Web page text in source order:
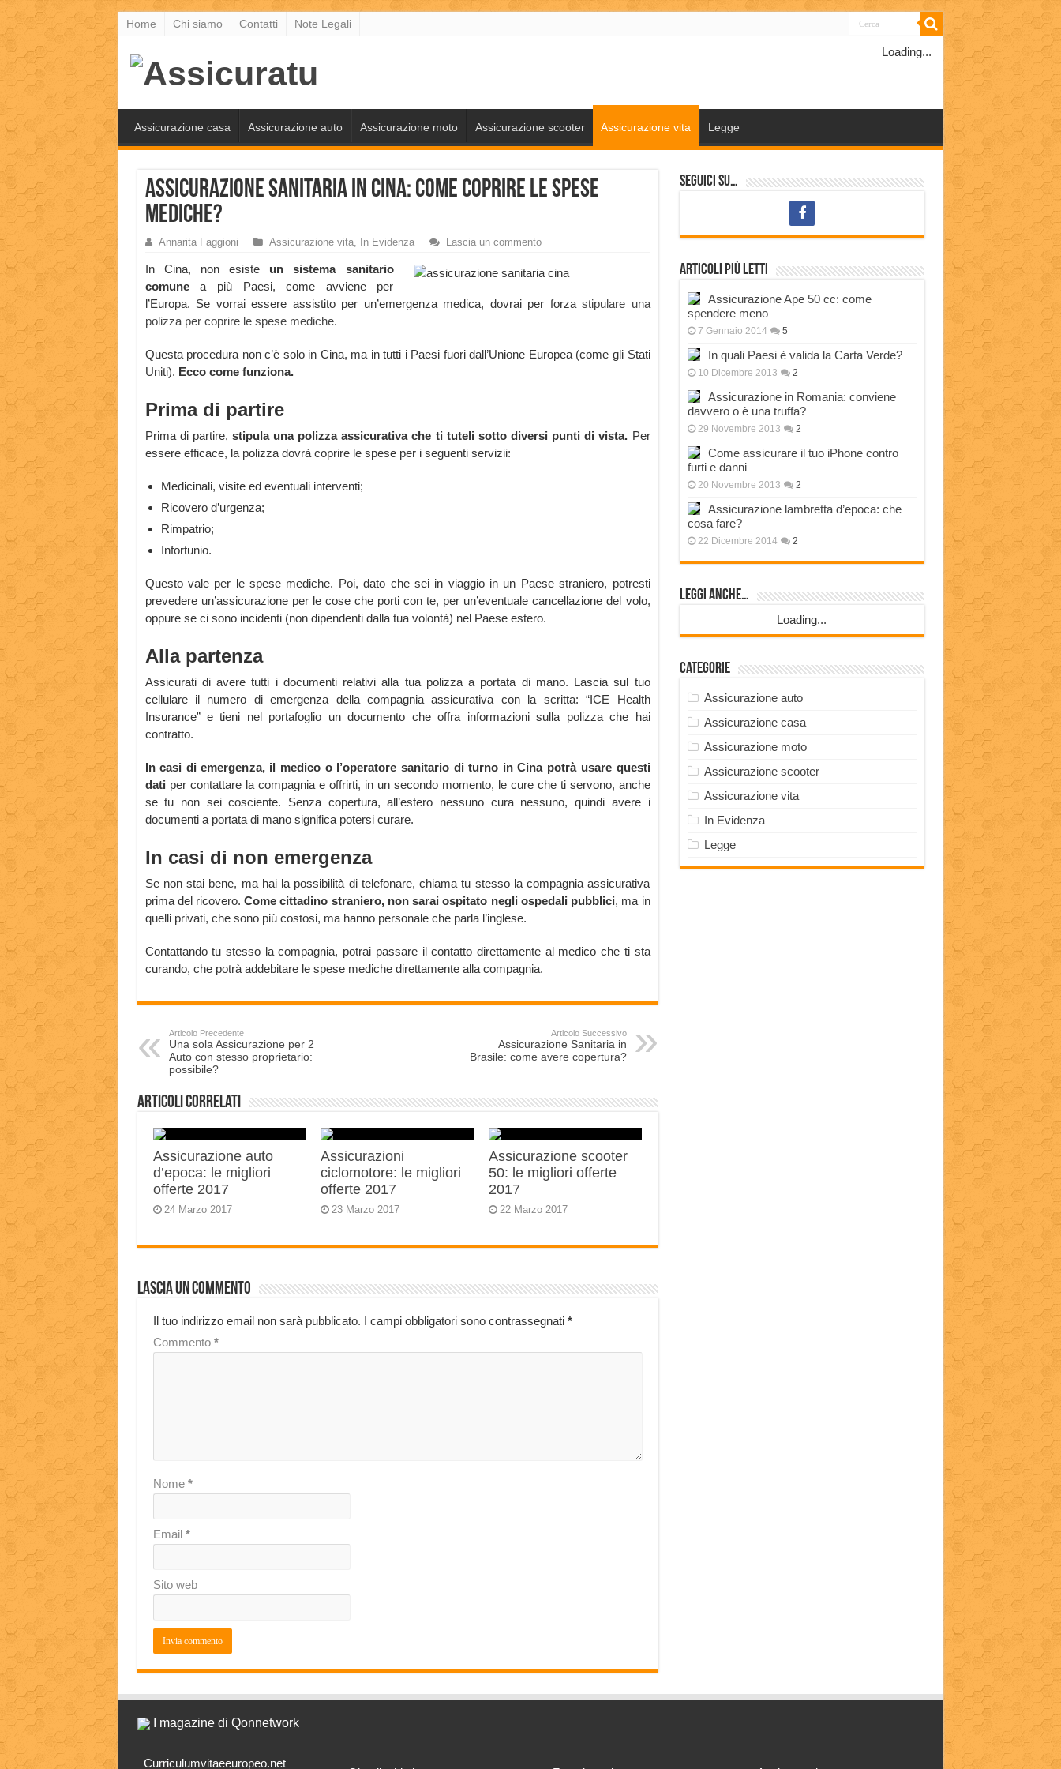
Home Chi siamo Contatti Note Legali
Loading...
Assicurazione casa Assicurazione auto Assicurazione moto Assicurazione scooter Assicurazione vita Legge
Assicurazione Sanitaria in Cina: come coprire le spese
mediche?
Annarita Faggioni Assicurazione vita, In Evidenza Lascia un commento
In Cina, non esiste un sistema sanitario
comunea più Paesi, come avviene per
l’Europa. Se vorrai essere assistito per un’emergenza medica, dovrai per forza stipulare una
polizza per coprire le spese mediche.
Questa procedura non c’è solo in Cina, ma in tutti i Paesi fuori dall’Unione Europea (come gli Stati
Uniti). Ecco come funziona.
Prima di partire
Prima di partire, stipula una polizza assicurativa che ti tuteli sotto diversi punti di vista. Per
essere efficace, la polizza dovrà coprire le spese per i seguenti servizii:
Medicinali, visite ed eventuali interventi;
Ricovero d’urgenza;
Rimpatrio;
Infortunio.
Questo vale per le spese mediche. Poi, dato che sei in viaggio in un Paese straniero, potresti
prevedere un’assicurazione per le cose che porti con te, per un’eventuale cancellazione del volo,
oppure se ci sono incidenti (non dipendenti dalla tua volontà) nel Paese estero.
Alla partenza
Assicurati di avere tutti i documenti relativi alla tua polizza a portata di mano. Lascia sul tuo
cellulare il numero di emergenza della compagnia assicurativa con la scritta: “ICE Health
Insurance” e tieni nel portafoglio un documento che offra informazioni sulla polizza che hai
contratto.
In casi di emergenza, il medico o l’operatore sanitario di turno in Cina potrà usare questi
dati per contattare la compagnia e offrirti, in un secondo momento, le cure che ti servono, anche
se tu non sei cosciente. Senza copertura, all’estero nessuno cura nessuno, quindi avere i
documenti a portata di mano significa potersi curare.
In casi di non emergenza
Se non stai bene, ma hai la possibilità di telefonare, chiama tu stesso la compagnia assicurativa
prima del ricovero.Come cittadino straniero, non sarai ospitato negli ospedali pubblici, ma in
quelli privati, che sono più costosi, ma hanno personale che parla l’inglese.
Contattando tu stesso la compagnia, potrai passare il contatto direttamente al medico che ti sta
curando, che potrà addebitare le spese mediche direttamente alla compagnia.
Articolo Precedente
Una sola Assicurazione per 2
Auto con stesso proprietario:
possibile?
Articolo Successivo
Assicurazione Sanitaria in
Brasile: come avere copertura?
Articoli correlati
Assicurazione auto
d’epoca: le migliori
offerte 2017
24 Marzo 2017
Assicurazioni
ciclomotore: le migliori
offerte 2017
23 Marzo 2017
Assicurazione scooter
50: le migliori offerte
2017
22 Marzo 2017
Lascia un commento
Il tuo indirizzo email non sarà pubblicato. I campi obbligatori sono contrassegnati *
Commento *
Nome *
Email *
Sito web
Seguici su…
Articoli più letti
Assicurazione Ape 50 cc: come
spendere meno
7 Gennaio 2014 5
In quali Paesi è valida la Carta Verde?
10 Dicembre 2013 2
Assicurazione in Romania: conviene
davvero o è una truffa?
29 Novembre 2013 2
Come assicurare il tuo iPhone contro
furti e danni
20 Novembre 2013 2
Assicurazione lambretta d’epoca: che
cosa fare?
22 Dicembre 2014 2
Leggi anche…
Loading...
Categorie
Assicurazione auto
Assicurazione casa
Assicurazione moto
Assicurazione scooter
Assicurazione vita
In Evidenza
Legge
I magazine di Qonnetwork
Curriculumvitaeeuropeo.net